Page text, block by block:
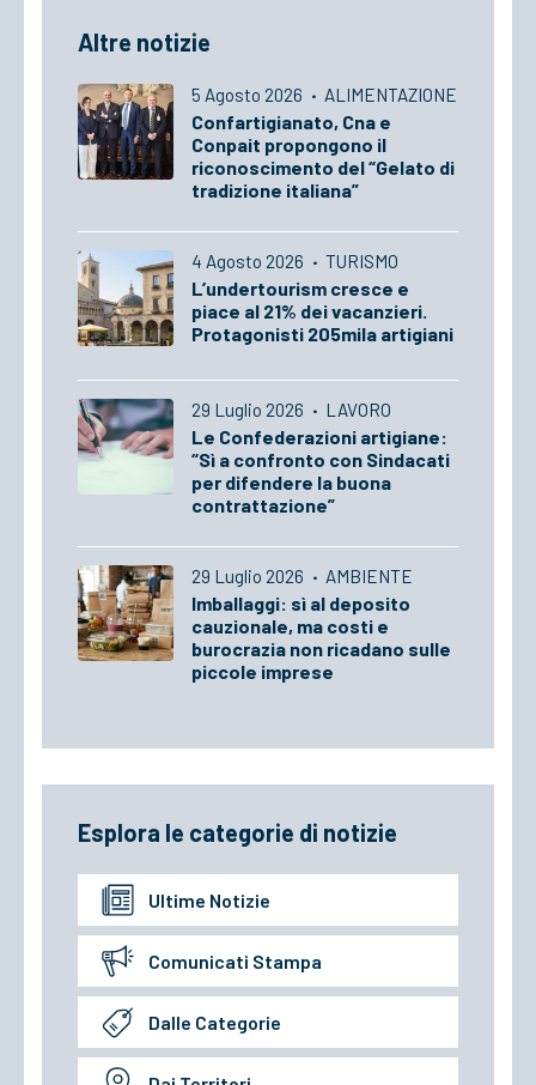
Altre notizie
5 Agosto 2026 · ALIMENTAZIONE
Confartigianato, Cna e
Conpait propongono il
riconoscimento del “Gelato di
tradizione italiana”
4 Agosto 2026 · TURISMO
L’undertourism cresce e
piace al 21% dei vacanzieri.
Protagonisti 205mila artigiani
29 Luglio 2026 · LAVORO
Le Confederazioni artigiane:
“Sì a confronto con Sindacati
per difendere la buona
contrattazione”
29 Luglio 2026 · AMBIENTE
Imballaggi: sì al deposito
cauzionale, ma costi e
burocrazia non ricadano sulle
piccole imprese
Esplora le categorie di notizie
Ultime Notizie
Comunicati Stampa
Dalle Categorie